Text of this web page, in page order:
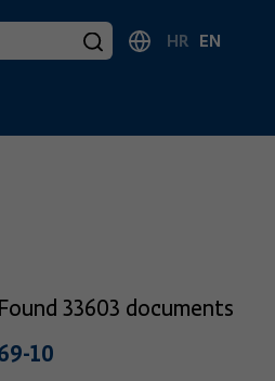
HR EN
Found 33603 documents
10